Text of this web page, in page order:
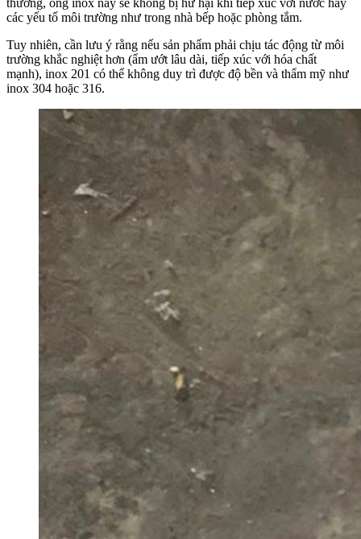
các yếu tố môi trường như trong nhà bếp hoặc phòng tắm.
Tuy nhiên, cần lưu ý rằng nếu sản phẩm phải chịu tác động từ môi
trường khắc nghiệt hơn (ẩm ướt lâu dài, tiếp xúc với hóa chất
mạnh), inox 201 có thể không duy trì được độ bền và thẩm mỹ như
inox 304 hoặc 316.